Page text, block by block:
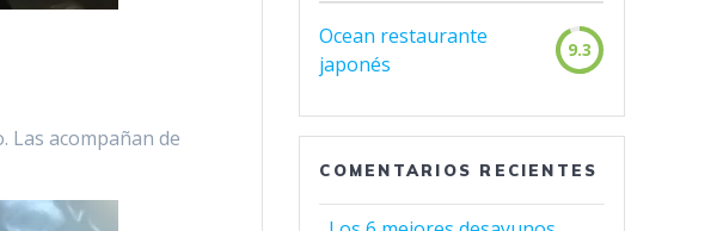
Las acompañan de
Ocean restaurante
japonés
9.3
COMENTARIOS RECIENTES